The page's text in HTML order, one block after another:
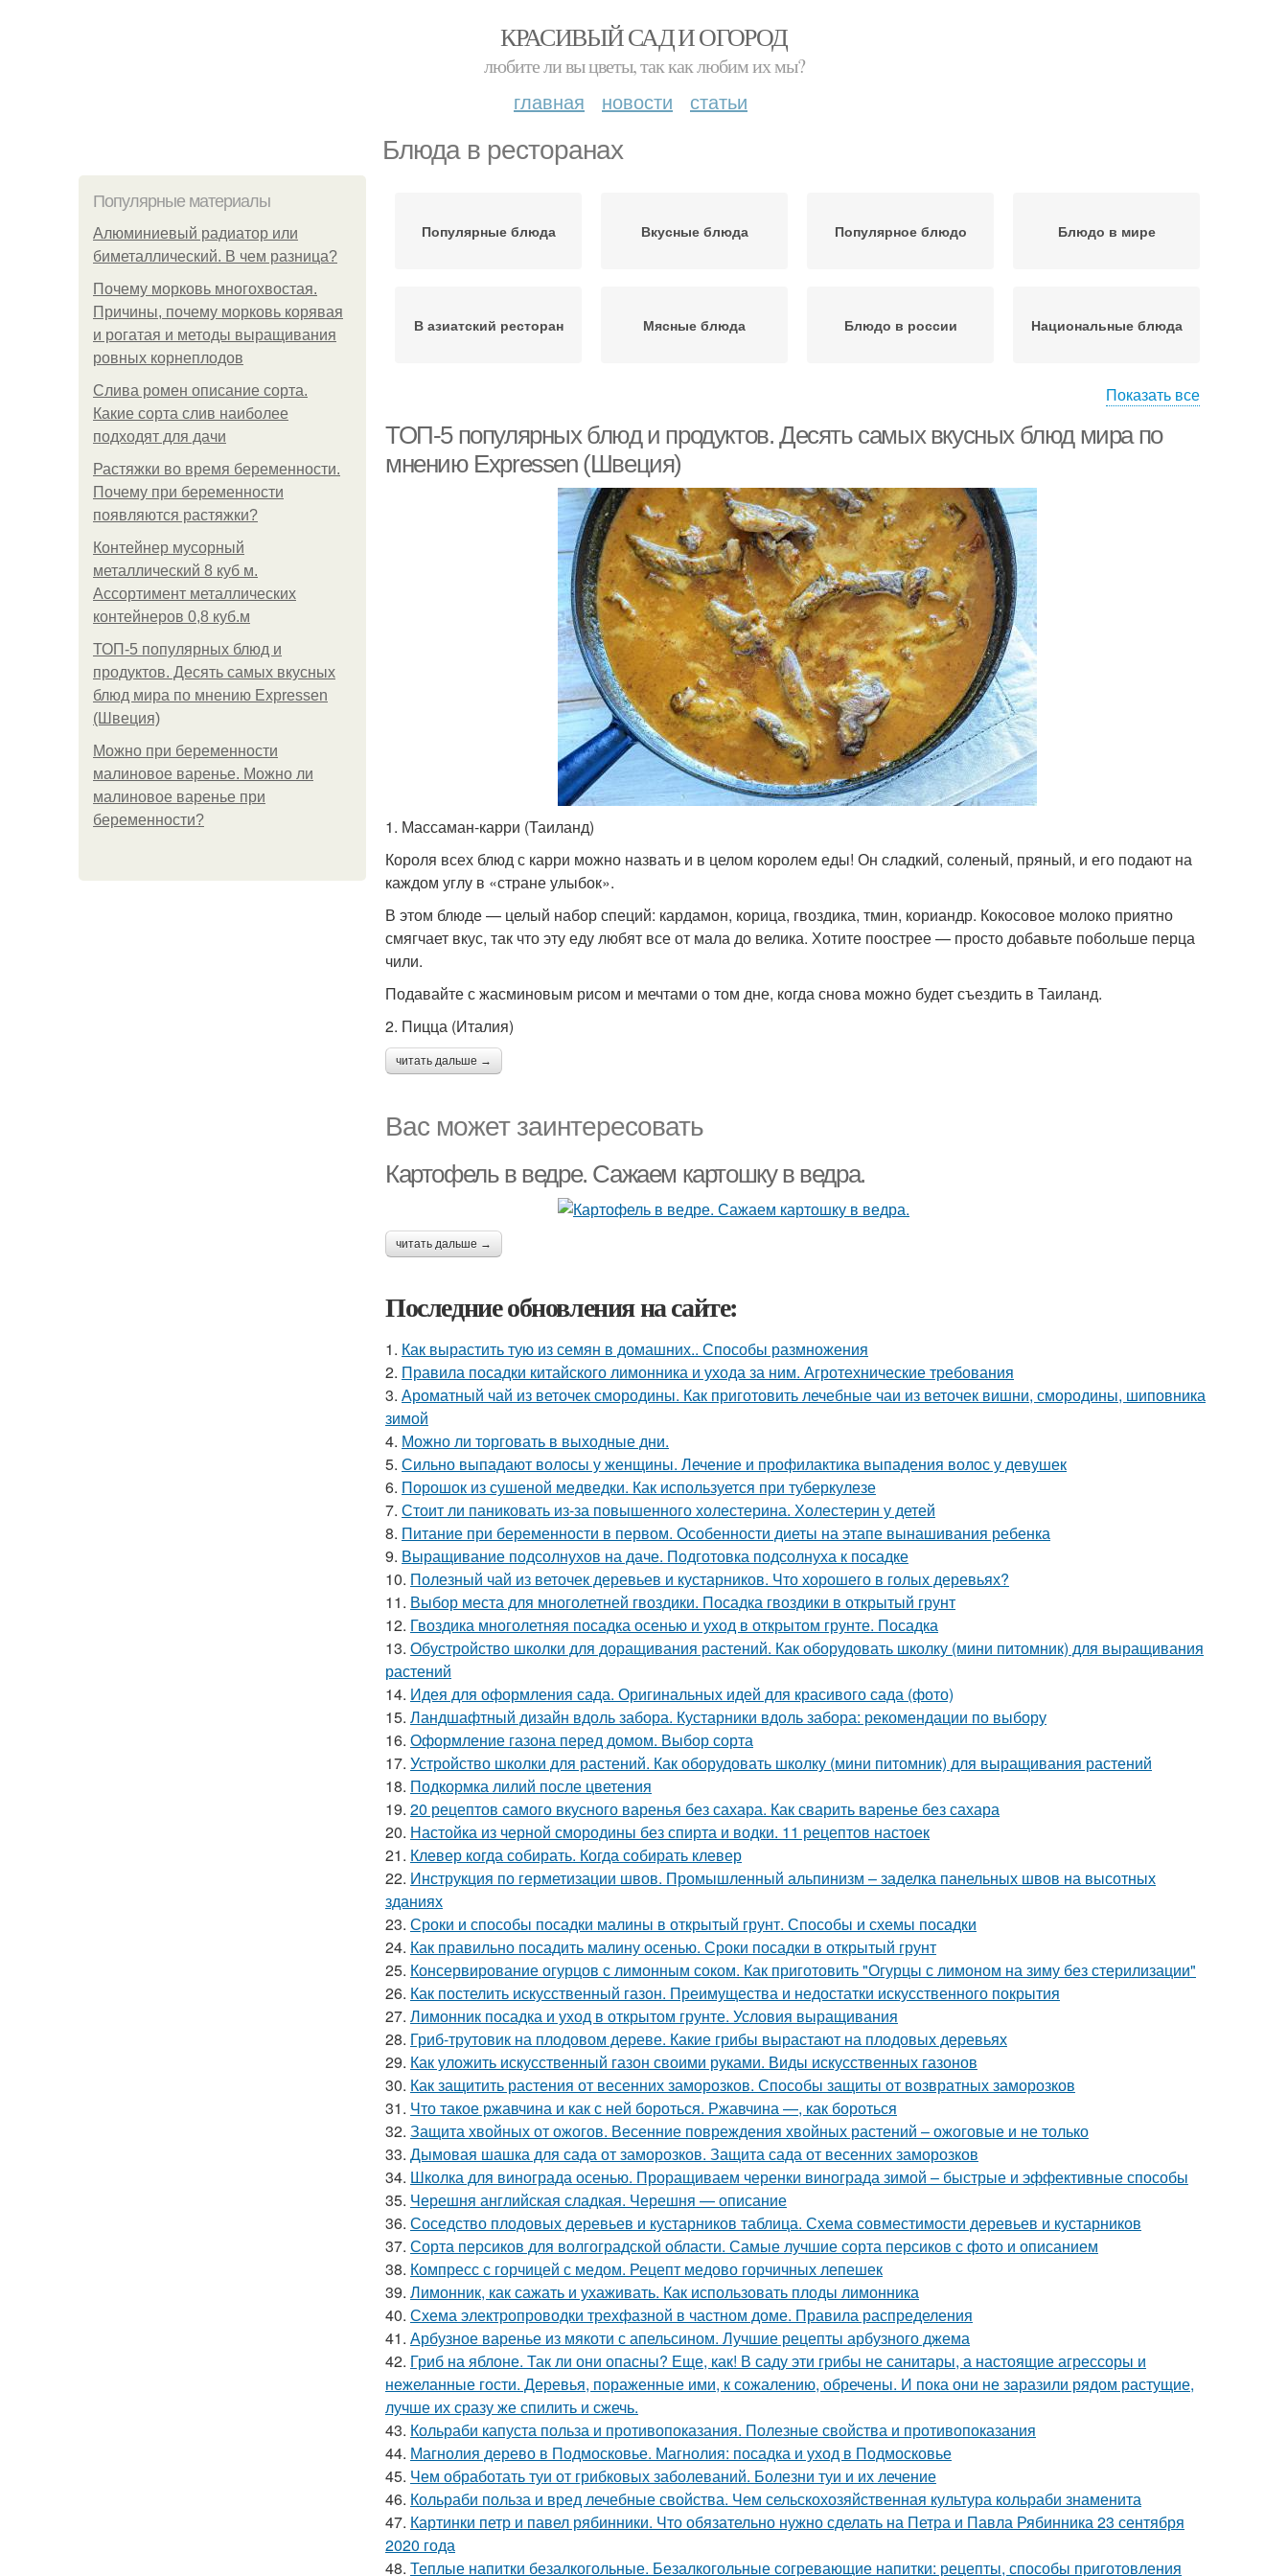
КРАСИВЫЙ САД И ОГОРОД
любите ли вы цветы, так как любим их мы?
главная новости статьи
Блюда в ресторанах
Популярные материалы
Алюминиевый радиатор или
биметаллический. В чем разница?
Почему морковь многохвостая.
Причины, почему морковь корявая
и рогатая и методы выращивания
ровных корнеплодов
Слива ромен описание сорта.
Какие сорта слив наиболее
подходят для дачи
Растяжки во время беременности.
Почему при беременности
появляются растяжки?
Контейнер мусорный
металлический 8 куб м.
Ассортимент металлических
контейнеров 0,8 куб.м
ТОП-5 популярных блюд и
продуктов. Десять самых вкусных
блюд мира по мнению Expressen
(Швеция)
Можно при беременности
малиновое варенье. Можно ли
малиновое варенье при
беременности?
Популярные блюда Вкусные блюда Популярное блюдо Блюдо в мире
В азиатский ресторан Мясные блюда Блюдо в россии Национальные блюда
Показать все
ТОП-5 популярных блюд и продуктов. Десять самых вкусных блюд мира по
мнению Expressen (Швеция)
1. Массаман-карри (Таиланд)
Короля всех блюд с карри можно назвать и в целом королем еды! Он сладкий, соленый, пряный, и его подают на
каждом углу в «стране улыбок».
В этом блюде — целый набор специй: кардамон, корица, гвоздика, тмин, кориандр. Кокосовое молоко приятно
смягчает вкус, так что эту еду любят все от мала до велика. Хотите поострее — просто добавьте побольше перца
чили.
Подавайте с жасминовым рисом и мечтами о том дне, когда снова можно будет съездить в Таиланд.
2. Пицца (Италия)
читать дальше →
Вас может заинтересовать
Картофель в ведре. Сажаем картошку в ведра.
читать дальше →
Последние обновления на сайте:
1. Как вырастить тую из семян в домашних.. Способы размножения
2. Правила посадки китайского лимонника и ухода за ним. Агротехнические требования
3. Ароматный чай из веточек смородины. Как приготовить лечебные чаи из веточек вишни, смородины, шиповника
зимой
4. Можно ли торговать в выходные дни.
5. Сильно выпадают волосы у женщины. Лечение и профилактика выпадения волос у девушек
6. Порошок из сушеной медведки. Как используется при туберкулезе
7. Стоит ли паниковать из-за повышенного холестерина. Холестерин у детей
8. Питание при беременности в первом. Особенности диеты на этапе вынашивания ребенка
9. Выращивание подсолнухов на даче. Подготовка подсолнуха к посадке
10. Полезный чай из веточек деревьев и кустарников. Что хорошего в голых деревьях?
11. Выбор места для многолетней гвоздики. Посадка гвоздики в открытый грунт
12. Гвоздика многолетняя посадка осенью и уход в открытом грунте. Посадка
13. Обустройство школки для доращивания растений. Как оборудовать школку (мини питомник) для выращивания
растений
14. Идея для оформления сада. Оригинальных идей для красивого сада (фото)
15. Ландшафтный дизайн вдоль забора. Кустарники вдоль забора: рекомендации по выбору
16. Оформление газона перед домом. Выбор сорта
17. Устройство школки для растений. Как оборудовать школку (мини питомник) для выращивания растений
18. Подкормка лилий после цветения
19. 20 рецептов самого вкусного варенья без сахара. Как сварить варенье без сахара
20. Настойка из черной смородины без спирта и водки. 11 рецептов настоек
21. Клевер когда собирать. Когда собирать клевер
22. Инструкция по герметизации швов. Промышленный альпинизм – заделка панельных швов на высотных
зданиях
23. Сроки и способы посадки малины в открытый грунт. Способы и схемы посадки
24. Как правильно посадить малину осенью. Сроки посадки в открытый грунт
25. Консервирование огурцов с лимонным соком. Как приготовить "Огурцы с лимоном на зиму без стерилизации"
26. Как постелить искусственный газон. Преимущества и недостатки искусственного покрытия
27. Лимонник посадка и уход в открытом грунте. Условия выращивания
28. Гриб-трутовик на плодовом дереве. Какие грибы вырастают на плодовых деревьях
29. Как уложить искусственный газон своими руками. Виды искусственных газонов
30. Как защитить растения от весенних заморозков. Способы защиты от возвратных заморозков
31. Что такое ржавчина и как с ней бороться. Ржавчина —, как бороться
32. Защита хвойных от ожогов. Весенние повреждения хвойных растений – ожоговые и не только
33. Дымовая шашка для сада от заморозков. Защита сада от весенних заморозков
34. Школка для винограда осенью. Проращиваем черенки винограда зимой – быстрые и эффективные способы
35. Черешня английская сладкая. Черешня — описание
36. Соседство плодовых деревьев и кустарников таблица. Схема совместимости деревьев и кустарников
37. Сорта персиков для волгоградской области. Самые лучшие сорта персиков с фото и описанием
38. Компресс с горчицей с медом. Рецепт медово горчичных лепешек
39. Лимонник, как сажать и ухаживать. Как использовать плоды лимонника
40. Схема электропроводки трехфазной в частном доме. Правила распределения
41. Арбузное варенье из мякоти с апельсином. Лучшие рецепты арбузного джема
42. Гриб на яблоне. Так ли они опасны? Еще, как! В саду эти грибы не санитары, а настоящие агрессоры и
нежеланные гости. Деревья, пораженные ими, к сожалению, обречены. И пока они не заразили рядом растущие,
лучше их сразу же спилить и сжечь.
43. Кольраби капуста польза и противопоказания. Полезные свойства и противопоказания
44. Магнолия дерево в Подмосковье. Магнолия: посадка и уход в Подмосковье
45. Чем обработать туи от грибковых заболеваний. Болезни туи и их лечение
46. Кольраби польза и вред лечебные свойства. Чем сельскохозяйственная культура кольраби знаменита
47. Картинки петр и павел рябинники. Что обязательно нужно сделать на Петра и Павла Рябинника 23 сентября
2020 года
48. Теплые напитки безалкогольные. Безалкогольные согревающие напитки: рецепты, способы приготовления